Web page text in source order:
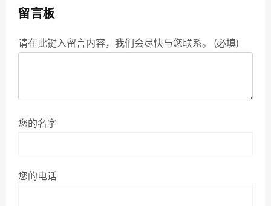
留言板
请在此键入留言内容，我们会尽快与您联系。 (必填)
您的名字
您的电话